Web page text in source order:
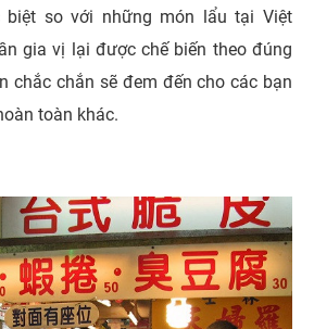
biệt so với những món lẩu tại Việt
gia vị lại được chế biến theo đúng
chắc chắn sẽ đem đến cho các bạn
toàn khác.